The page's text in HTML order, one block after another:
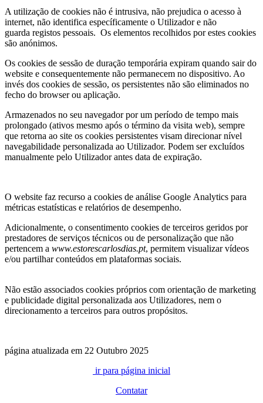
A utilização de cookies não é intrusiva, não prejudica o acesso à
internet, não identifica específicamente o Utilizador e não
guarda registos pessoais. Os elementos recolhidos por estes cookies
são anónimos.
Os cookies de sessão de duração temporária expiram quando sair do
website e consequentemente não permanecem no dispositivo. Ao
invés dos cookies de sessão, os persistentes não são eliminados no
fecho do browser ou aplicação.
Armazenados no seu navegador por um período de tempo mais
prolongado (ativos mesmo após o término da visita web), sempre
que retorna ao site os cookies persistentes visam direcionar nível
navegabilidade personalizada ao Utilizador. Podem ser excluídos
manualmente pelo Utilizador antes data de expiração.
O website faz recurso a cookies de análise Google Analytics para
métricas estatísticas e relatórios de desempenho.
Adicionalmente, o consentimento cookies de terceiros geridos por
prestadores de serviços técnicos ou de personalização que não
pertencem a www.estorescarlosdias.pt, permitem visualizar vídeos
e/ou partilhar conteúdos em plataformas sociais.
Não estão associados cookies próprios com orientação de marketing
e publicidade digital personalizada aos Utilizadores, nem o
direcionamento a terceiros para outros propósitos.
página atualizada em 22 Outubro 2025
ir para página inicial
Contatar